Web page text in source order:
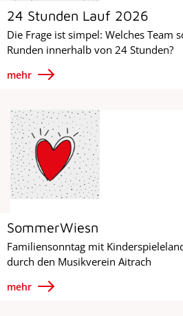
24 Stunden Lauf 2026
Die Frage ist simpel: Welches Team
Runden innerhalb von 24 Stunden?
mehr
SommerWiesn
Familiensonntag mit
durch den Musikverein Aitrach
mehr